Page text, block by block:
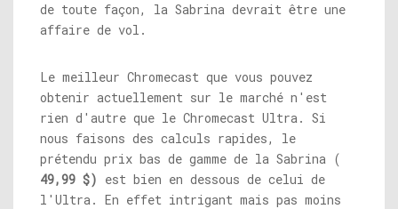
de toute façon, la Sabrina devrait être une
affaire de vol.
Le meilleur Chromecast que vous pouvez
obtenir actuellement sur le marché n'est
rien d'autre que le Chromecast Ultra. Si
nous faisons des calculs rapides, le
prétendu prix bas de gamme de la Sabrina (
49,99 $) est bien en dessous de celui de
l'Ultra. En effet intrigant mais pas moins